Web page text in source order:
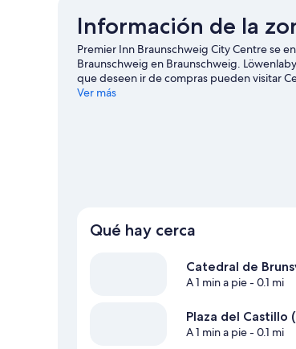
Información de la
Premier Inn Braunschweig City Centre se
Braunschweig en Braunschweig.
que deseen ir de compras pueden visitar
nuestra guía de Braunschweig
Ver más
Qué hay cerca
Catedral de
A 1 min a pie- 0.1 mi
Plaza del Castillo
A 1 min a pie- 0.1 mi